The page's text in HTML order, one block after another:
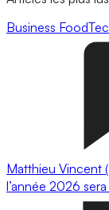
Business
Matthieu Vincent
l’année 2026